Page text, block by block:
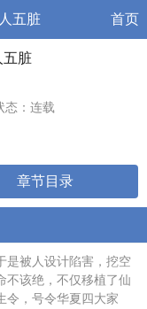
五脏 首页
五脏
态：连载
章节目录
是被人设计陷害，挖空
不该绝，不仅移植了仙
令，号令华夏四大家